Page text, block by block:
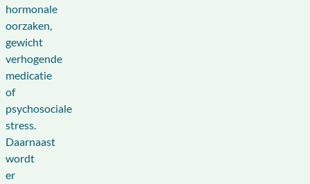
hormonale
oorzaken,
gewicht
verhogende
medicatie
of
psychosociale
stress.
Daarnaast
wordt
er